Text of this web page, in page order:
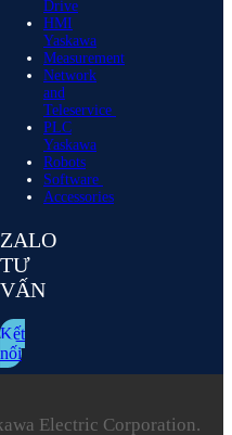
Drive
HMI
Yaskawa
Measurement
Network
and
Teleservice
PLC
Yaskawa
Robots
Software
Accessories
ZALO
TƯ
VẤN
Kết
nối
Electric Corporation.